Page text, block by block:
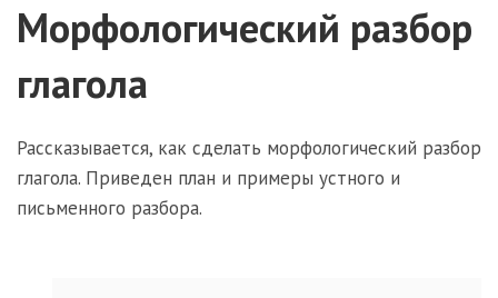
Морфологический разбор
глагола
Рассказывается, как сделать морфологический разбор
глагола. Приведен план и примеры устного и
письменного разбора.